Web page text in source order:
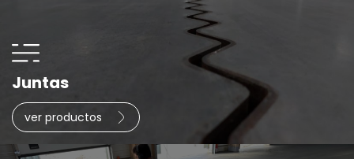
Juntas
ver productos